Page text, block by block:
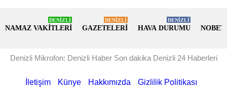
NAMAZ VAKİTLERİ
DENİZLİ
GAZETELERİ
DENİZLİ
HAVA DURUMU
DENİZLİ
Denizli Mikrofon: Denizli Haber Son dakika Denizli 24 Haberleri
İletişim Künye Hakkımızda Gizlilik Politikası